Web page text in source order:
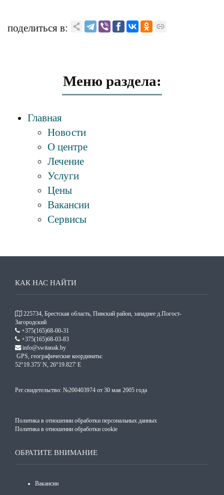
поделиться в:
Меню раздела:
Главная
Новости
О центре
Лечение
Услуги
Цены
Вакансии
Сервисы
КАК НАС НАЙТИ
225734, Брестская область, Пинский район, западнее д.Погост-
Загородский
+375(165)68-00-31
+375(165)68-03-83
info@switanak.by
GPS, географические координаты:
52°19.375' N, 26°19.827' E
Рег.свидетельство: №200403974 от 30 мая 2005 года
Политика в отношении обработки персональных данных
Политика в отношении обработки cookie
ОБРАТИТЕ ВНИМАНИЕ
Вакансии